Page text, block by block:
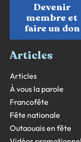
Devenir
membre et
faire un don
Articles
Articles
À vous la parole
Francofête
Fête nationale
Outaouais en fête